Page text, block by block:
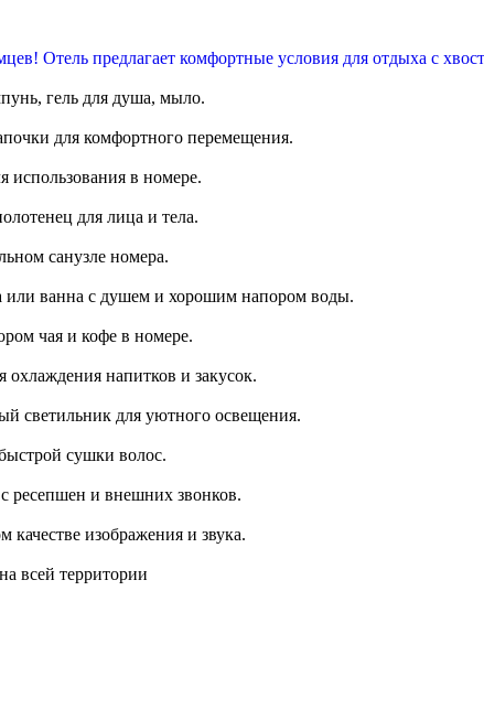
Отель предлагает комфортные условия для отдыха с
гель для душа, мыло.
для комфортного перемещения.
использования в номере.
для лица и тела.
санузле номера.
или ванна с душем и хорошим напором воды.
чая и кофе в номере.
напитков и закусок.
светильник для уютного освещения.
сушки волос.
ресепшен и внешних звонков.
изображения и звука.
всей территории